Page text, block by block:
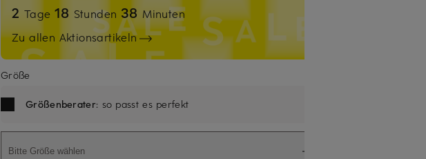
2 Tage18 Stunden 38 Minuten
Zu allen Aktionsartikeln
Größe
Größenberater: so passt es perfekt
Bitte Größe wählen